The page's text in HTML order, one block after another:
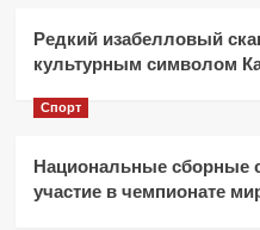
Редкий изабелловый
культурным символом
Спорт
Национальные сборные
участие в чемпионате